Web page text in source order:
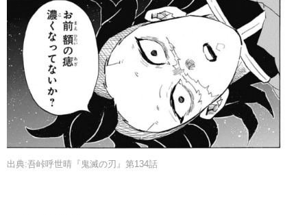
出典:吾峠呼世晴『鬼滅の刃』第134話